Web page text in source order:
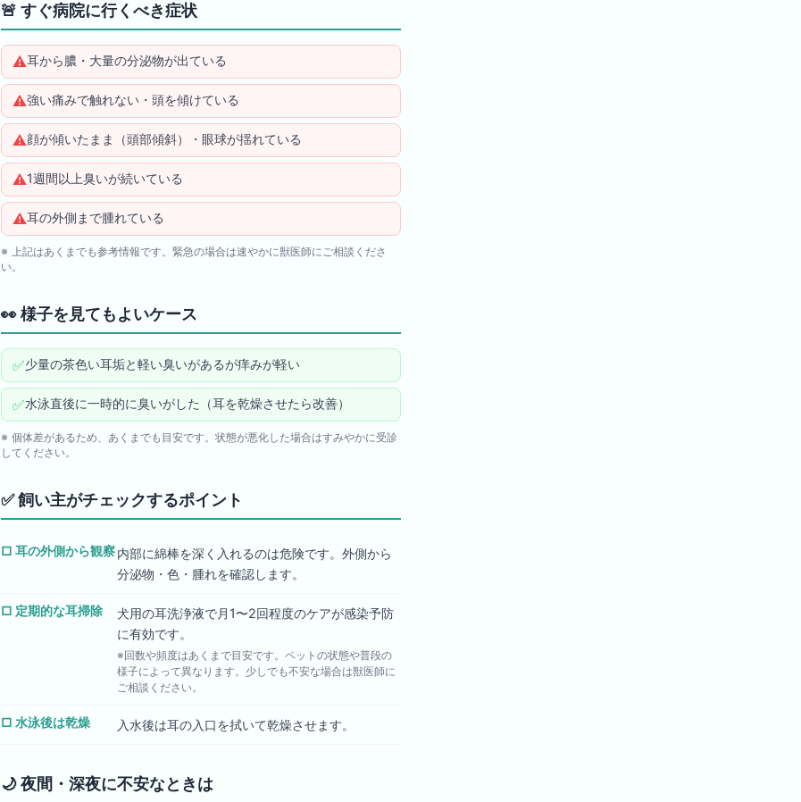
🚨 すぐ病院に行くべき症状
⚠️耳から膿・大量の分泌物が出ている
⚠️強い痛みで触れない・頭を傾けている
⚠️顔が傾いたまま（頭部傾斜）・眼球が揺れている
⚠️1週間以上臭いが続いている
⚠️耳の外側まで腫れている
※ 上記はあくまでも参考情報です。緊急の場合は速やかに獣医師にご相談くださ
い。
👀様子を見てもよいケース
✅少量の茶色い耳垢と軽い臭いがあるが痒みが軽い
✅水泳直後に一時的に臭いがした（耳を乾燥させたら改善）
※ 個体差があるため、あくまでも目安です。状態が悪化した場合はすみやかに受診
してください。
✅飼い主がチェックするポイント
□ 耳の外側から観察内部に綿棒を深く入れるのは危険です。外側から
分泌物・色・腫れを確認します。
□ 定期的な耳掃除
犬用の耳洗浄液で月1〜2回程度のケアが感染予防
に有効です。
※回数や頻度はあくまで目安です。ペットの状態や普段の
様子によって異なります。少しでも不安な場合は獣医師に
ご相談ください。
□ 水泳後は乾燥 入水後は耳の入口を拭いて乾燥させます。
🌙夜間・深夜に不安なときは